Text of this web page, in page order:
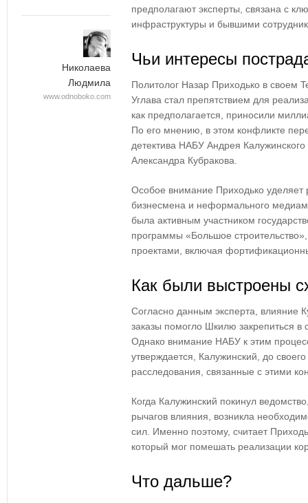
Николаева
Людмила
www.odnoboko.com
предполагают эксперты, связана с
инфраструктуры и бывшими
Чьи интересы
Политолог Назар Приходько в своем
Углава стал препятствием для
как предполагается, приносили
По его мнению, в этом конфликте
детектива НАБУ Андрея
Александра Кубракова.
Особое внимание Приходько уделяет
бизнесмена и неформального
была активным участником
программы «Большое
проектами, включая
Как были выстроены
Согласно данным эксперта, влияние
заказы помогло Шкилю закрепиться в
Однако внимание НАБУ к этим
утверждается, Калужинский, до
расследования, связанные с этими
Когда Калужинский покинул
рычагов влияния, возникла
сил. Именно поэтому, считает
который мог помешать реализации
Что дальше?